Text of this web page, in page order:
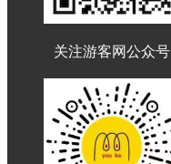
关注游客网公众号